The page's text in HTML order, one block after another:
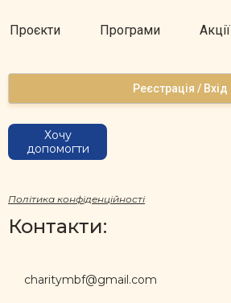
Проєкти Програми Акції
Реєстрація / Вхід
Хочу
допомогти
Політика конфіденційності
Контакти:
charitymbf@gmail.com